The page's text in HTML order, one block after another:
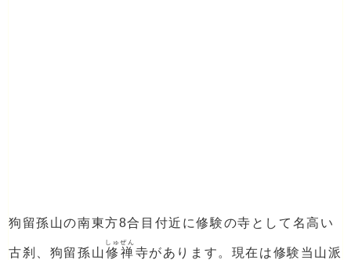
狗留孫山の南東方8合目付近に修験の寺として名高い
古刹、狗留孫山修禅
しゅぜん
寺があります。現在は修験当山派